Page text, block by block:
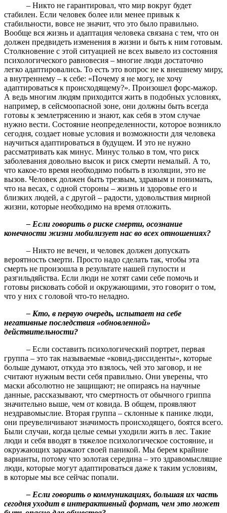
– Никто не гарантировал, что мир вокруг будет
стабилен. Если человек более или менее привык к
стабильности, вовсе не значит, что это было правильно.
Вообще вся жизнь и адаптация человека связана с тем, что он
должен предвидеть изменения в жизни и быть к ним готовым.
Столкновение с этой ситуацией не всех вывело из состояния
психологического равновесия – многие люди достаточно
легко адаптировались. То есть это вопрос не к внешнему миру,
а внутреннему – к себе: «Почему я не могу, не хочу
адаптироваться к происходящему?». Произошел форс-мажор.
А ведь многим людям приходится жить в подобных условиях,
например, в сейсмоопасной зоне, они должны быть всегда
готовы к землетрясению и знают, как себя в этом случае
нужно вести. Состояние неопределенности, которое возникло
сегодня, создает новые условия и возможности для человека
научиться адаптироваться в будущем. И это не нужно
рассматривать как минус. Минус только в том, что риск
заболевания довольно высок и риск смерти немалый. А то,
что какое-то время необходимо побыть в изоляции, это не
вызов. Человек должен быть трезвым, здравым и понимать,
что на весах, с одной стороны – жизнь и здоровье его и
близких людей, а с другой – радости, удовольствия мирной
жизни, которые необходимо на время отложить.
– Если говорить о риске смерти, осознание
конечности жизни мобилизует нас во всех отношениях?
– Никто не вечен, и человек должен допускать
вероятность смерти. Просто надо сделать так, чтобы эта
смерть не произошла в результате нашей глупости и
разгильдяйства. Если люди не хотят сами себе помочь и
готовы рисковать собой и окружающими, это говорит о том,
что у них с головой что-то неладно.
– Кто, в первую очередь, испытает на себе
негативные последствия «обновленной»
действительности?
– Если составить психологический портрет, первая
группа – это так называемые «ковид-диссиденты», которые
больше думают, откуда это взялось, чей это заговор, и не
считают нужным вести себя правильно. Они уверены, что
маски абсолютно не защищают; не опираясь на научные
данные, рассказывают, что смертность от обычного гриппа
значительно выше, чем от ковида. В общем, проявляют
нездравомыслие. Вторая группа – склонные к панике люди,
они преувеличивают значимость происходящего, боятся всего.
Были случаи, когда целые семьи уходили жить в лес. Такие
люди и себя вводят в тяжелое психологическое состояние, и
окружающих заражают своей паникой. Мы берем крайние
варианты, потому что золотая середина – это здравомыслящие
люди, которые могут адаптироваться даже к таким условиям,
в которые мы все сейчас попали.
– Если говорить о коммуникациях, большая их часть
сегодня уходит в интерактивный формат, чем это может